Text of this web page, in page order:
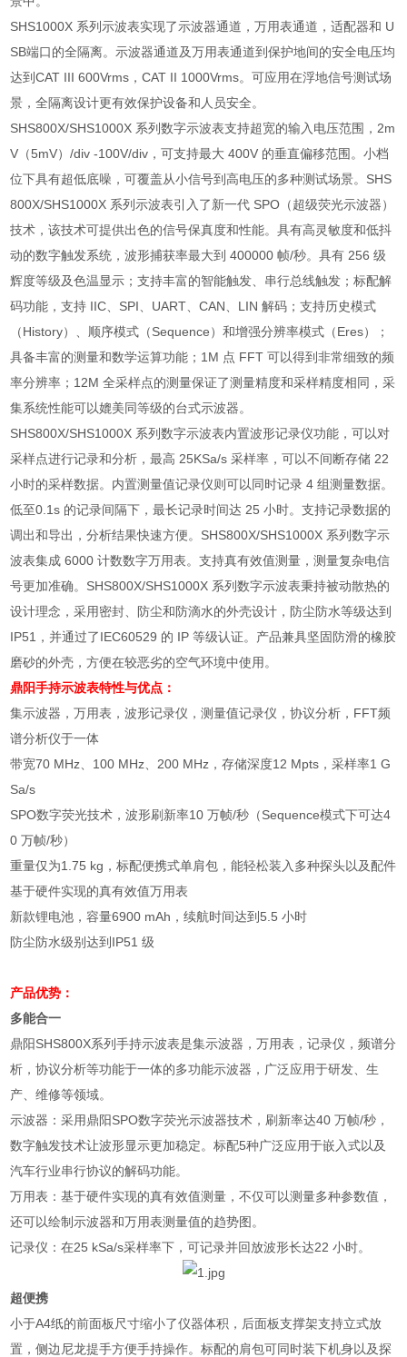
SHS1000X 系列示波表实现了示波器通道，万用表通道，适配器和 U
SB端口的全隔离。示波器通道及万用表通道到保护地间的安全电压均
达到CAT III 600Vrms ，CAT II 1000Vrms。可应用在浮地信号测试场
景，全隔离设计更有效保护设备和人员安全。
SHS800X/SHS1000X 系列数字示波表支持超宽的输入电压范围， 2m
V （5mV）/div -100V/div ，可支持最大 400V 的垂直偏移范围。小档
位下具有超低底噪，可覆盖从小信号到高电压的多种测试场景。 SHS
800X/SHS1000X 系列示波表引入了新一代 SPO （超级荧光示波器）
技术，该技术可提供出色的信号保真度和性能。具有高灵敏度和低抖
动的数字触发系统，波形捕获率最大到 400000帧/秒。具有 256级
辉度等级及色温显示；支持丰富的智能触发、串行总线触发；标配解
码功能，支持 IIC SPI UART 、CAN LIN解码；支持历史模式
（History）、顺序模式（Sequence）和增强分辨率模式（Eres）；
具备丰富的测量和数学运算功能； 1M 点 FFT可以得到非常细致的频
率分辨率； 12M全采样点的测量保证了测量精度和采样精度相同，采
集系统性能可以媲美同等级的台式示波器。
SHS800X/SHS1000X 系列数字示波表内置波形记录仪功能，可以对
采样点进行记录和分析，最高 25KSa/s采样率，可以不间断存储 22
小时的采样数据。内置测量值记录仪则可以同时记录 4组测量数据。
低至0.1s 的记录间隔下，最长记录时间达 25小时。支持记录数据的
调出和导出，分析结果快速方便。 SHS800X/SHS1000X 系列数字示
波表集成 6000计数数字万用表。支持真有效值测量，测量复杂电信
号更加准确。 SHS800X/SHS1000X 系列数字示波表秉持被动散热的
设计理念，采用密封、防尘和防滴水的外壳设计，防尘防水等级达到
IP51 ，并通过了IEC60529 的 IP等级认证。产品兼具坚固防滑的橡胶
磨砂的外壳，方便在较恶劣的空气环境中使用。
鼎阳手持示波表特性与优点：
集示波器，万用表，波形记录仪，测量值记录仪，协议分析， FFT频
谱分析仪于一体
带宽70 MHz 100 MHz 200 MHz ，存储深度12 Mpts ，采样率1 G
Sa/s
SPO数字荧光技术，波形刷新率10万帧/秒（Sequence模式下可达4
0万帧/秒）
重量仅为1.75 kg ，标配便携式单肩包，能轻松装入多种探头以及配件
基于硬件实现的真有效值万用表
新款锂电池，容量6900 mAh ，续航时间达到5.5小时
防尘防水级别达到 IP51级
产品优势：
多能合一
鼎阳SHS800X系列手持示波表是集示波器，万用表，记录仪，频谱分
析，协议分析等功能于一体的多功能示波器，广泛应用于研发、生
产、维修等领域。
示波器：采用鼎阳SPO数字荧光示波器技术，刷新率达40万帧/秒，
数字触发技术让波形显示更加稳定。标配5种广泛应用于嵌入式以及
汽车行业串行协议的解码功能。
万用表：基于硬件实现的真有效值测量，不仅可以测量多种参数值，
还可以绘制示波器和万用表测量值的趋势图。
记录仪：在25 kSa/s采样率下，可记录并回放波形长达22小时。
超便携
小于A4纸的前面板尺寸缩小了仪器体积，后面板支撑架支持立式放
置，侧边尼龙提手方便手持操作。标配的肩包可同时装下机身以及探